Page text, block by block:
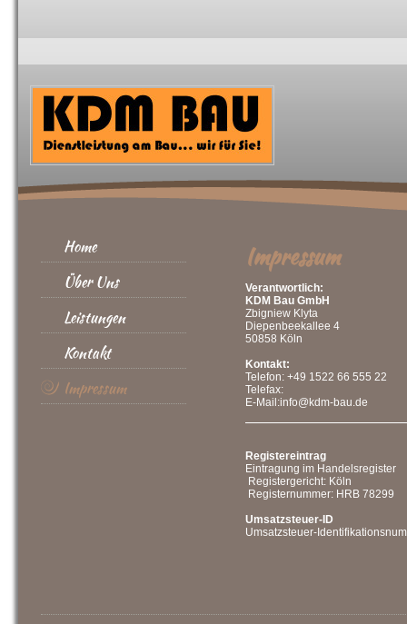
Home
Über Uns
Leistungen
Kontakt
Impressum
Impressum
Verantwortlich:
KDM Bau GmbH
Zbigniew Klyta
Diepenbeekallee 4
50858 Köln
Kontakt:
Telefon: +49 1522 66 555 22
Telefax:
E-Mail:info@kdm-bau.de
Registereintrag
Eintragung im Handelsregister
Registergericht: Köln
Registernummer: HRB 78299
Umsatzsteuer-ID
Umsatzsteuer-